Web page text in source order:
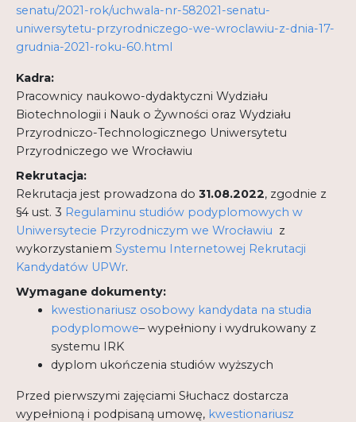
senatu/2021-rok/uchwala-nr-582021-senatu-
uniwersytetu-przyrodniczego-we-wroclawiu-z-dnia-17-
grudnia-2021-roku-60.html
Kadra:
Pracownicy naukowo-dydaktyczni Wydziału
Biotechnologii i Nauk o Żywności oraz Wydziału
Przyrodniczo-Technologicznego Uniwersytetu
Przyrodniczego we Wrocławiu
Rekrutacja:
Rekrutacja jest prowadzona do31.08.2022, zgodnie z
§4 ust. 3 Regulaminu studiów podyplomowych w
Uniwersytecie Przyrodniczym we Wrocławiu z
wykorzystaniemSystemu Internetowej Rekrutacji
Kandydatów UPWr.
Wymagane dokumenty:
kwestionariusz osobowy kandydata na studia
podyplomowe– wypełniony i wydrukowany z
systemu IRK
dyplom ukończenia studiów wyższych
Przed pierwszymi zajęciami Słuchacz dostarcza
wypełnioną i podpisaną umowę, kwestionariusz